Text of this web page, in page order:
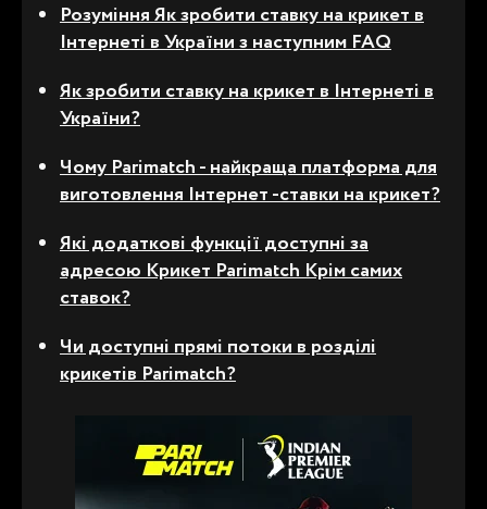
РозумінняЯк зробити ставку на крикет в
Інтернеті в Україниз наступним FAQ
Як зробити ставку на крикет в Інтернеті в
України?
Чому Parimatch - найкраща платформа для
виготовленняІнтернет -ставки на крикет?
Які додаткові функції доступні за
адресоюКрикет ParimatchКрім самих
ставок?
Чи доступні прямі потоки в розділі
крикетів Parimatch?